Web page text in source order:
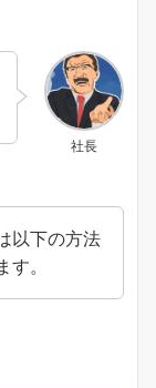
社長
以下の方法
。